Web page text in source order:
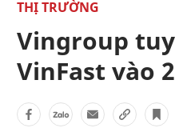
THỊ TRƯỜNG
Vingroup
VinFast vào